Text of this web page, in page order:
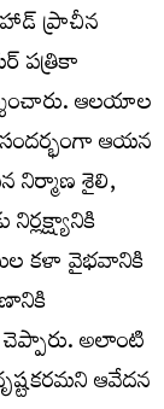
ప్రాచీన
పత్రికా
ఆలయాల
సందర్భంగా ఆయన
నిర్మాణ శైలి,
కళా వైభవానికి
అలాంటి
ఆవేదన